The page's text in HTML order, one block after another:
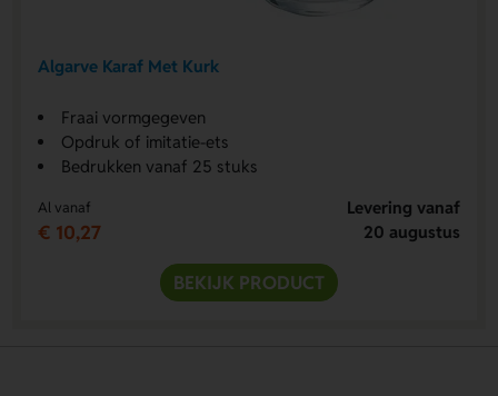
Algarve Karaf Met Kurk
Fraai vormgegeven
Opdruk of imitatie-ets
Bedrukken vanaf 25 stuks
Al vanaf
€ 10,27
Levering vanaf
20 augustus
BEKIJK PRODUCT